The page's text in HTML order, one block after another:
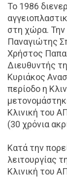
Το 1986
στη χώρα. Την
Παναγιώτης
Χρήστος
Διευθυντής
Κυριάκος
περίοδο η
Κλινική του
(30 χρόνια
Κατά την
λειτουργίας
Κλινική του